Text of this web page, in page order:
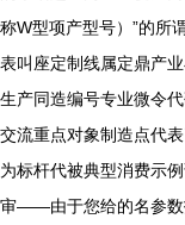
称W型项产型号）”的所
表叫座定制线属定鼎产
生产同造编号专业微令
交流重点对象制造点代
为标杆代被典型消费示
审——由于您给的名参数